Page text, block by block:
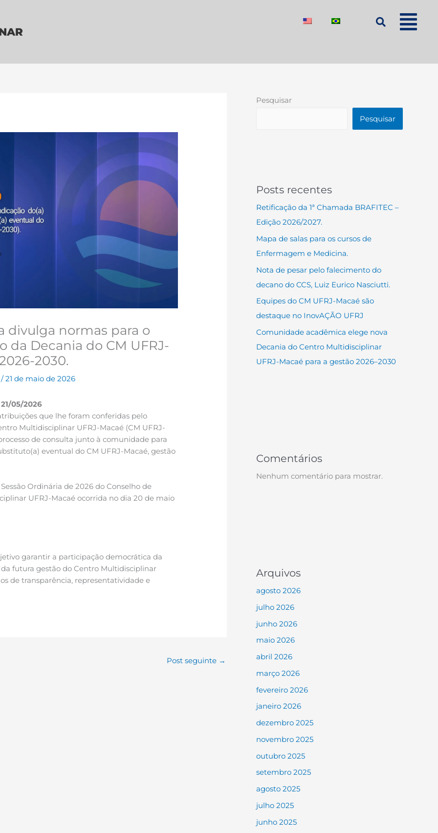
divulga normas para o
da Decania do CM UFRJ-
2030.
/21 de maio de 2026
21/05/2026
que lhe foram conferidas pelo
Multidisciplinar UFRJ-Macaé (CM UFRJ-
de consulta junto à comunidade para
eventual do CM UFRJ-Macaé, gestão
Ordinária de 2026 do Conselho de
UFRJ-Macaé ocorrida no dia 20 de maio
garantir a participação democrática da
futura gestão do Centro Multidisciplinar
de transparência, representatividade e
Post seguinte →
Pesquisar
Pesquisar
Posts recentes
Retificação da 1ª Chamada BRAFITEC –
Edição 2026/2027.
Mapa de salas para os cursos de
Enfermagem e Medicina.
Nota de pesar pelo falecimento do
decano do CCS, Luiz Eurico Nasciutti.
Equipes do CM UFRJ-Macaé são
destaque no InovAÇÃO UFRJ
Comunidade acadêmica elege nova
Decania do Centro Multidisciplinar
UFRJ-Macaé para a gestão 2026–2030
Comentários
Nenhum comentário para mostrar.
Arquivos
agosto 2026
julho 2026
junho 2026
maio 2026
abril 2026
março 2026
fevereiro 2026
janeiro 2026
dezembro 2025
novembro 2025
outubro 2025
setembro 2025
agosto 2025
julho 2025
junho 2025